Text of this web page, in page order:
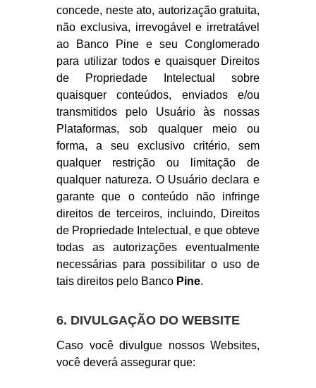
concede, neste ato, autorização gratuita,
não exclusiva, irrevogável e irretratável
ao Banco Pine e seu Conglomerado
para utilizar todos e quaisquer Direitos
de Propriedade Intelectual sobre
quaisquer conteúdos, enviados e/ou
transmitidos pelo Usuário às nossas
Plataformas, sob qualquer meio ou
forma, a seu exclusivo critério, sem
qualquer restrição ou limitação de
qualquer natureza. O Usuário declara e
garante que o conteúdo não infringe
direitos de terceiros, incluindo, Direitos
de Propriedade Intelectual, e que obteve
todas as autorizações eventualmente
necessárias para possibilitar o uso de
tais direitos pelo Banco Pine.
6. DIVULGAÇÃO DO WEBSITE
Caso você divulgue nossos Websites,
você deverá assegurar que: